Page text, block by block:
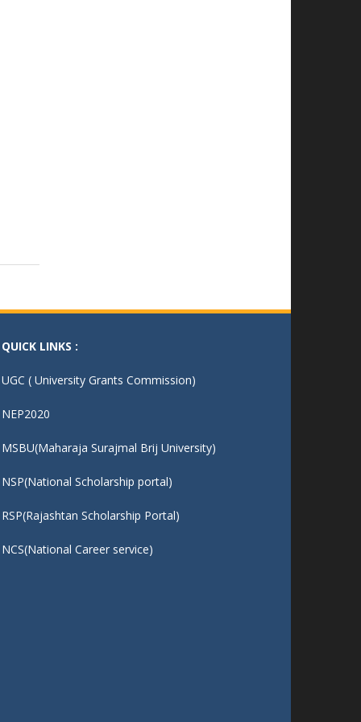
QUICK LINKS :
UGC ( University Grants Commission)
NEP2020
MSBU(Maharaja Surajmal Brij University)
NSP(National Scholarship portal)
RSP(Rajashtan Scholarship Portal)
NCS(National Career service)